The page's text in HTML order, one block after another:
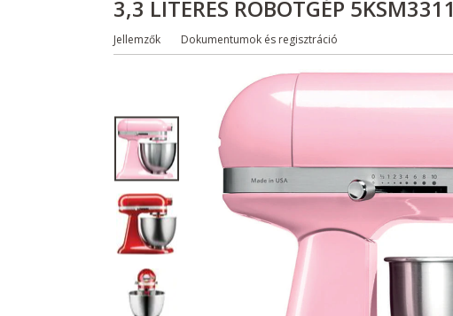
3,3 LITERES ROBOTGÉP 5KSM3311
Jellemzők Dokumentumok és regisztráció